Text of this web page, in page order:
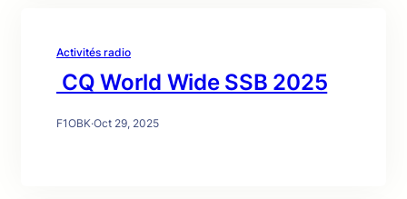
Activités radio
CQ World Wide SSB 2025
F1OBK·Oct 29, 2025